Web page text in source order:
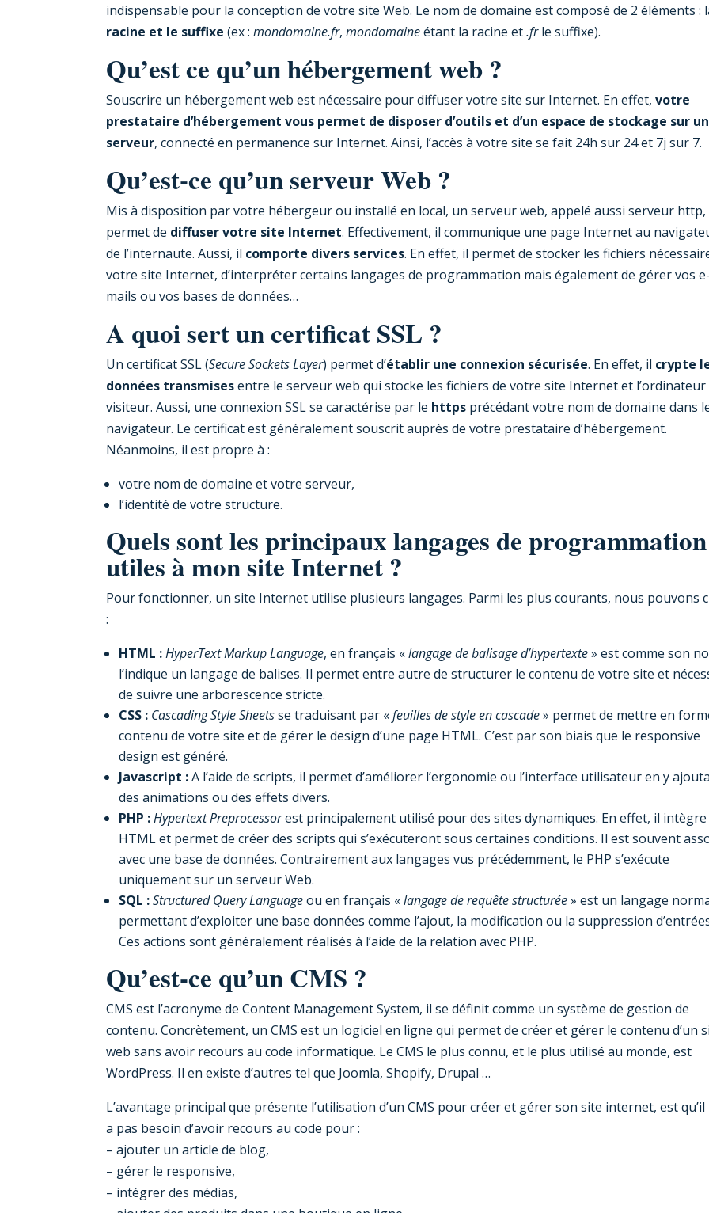
indispensable pour la conception de votre site Web. Le nom de domaine est composé de 2 éléments :
racine et le suffixe (ex : mondomaine.fr, mondomaineétant la racine et.frle suffixe).
Qu’est ce qu’un hébergement web ?
Souscrire un hébergement web est nécessaire pour diffuser votre site sur Internet. En effet, votre
prestataire d’hébergement vous permet de disposer d’outils et d’un espace de stockage sur un
serveur, connecté en permanence sur Internet. Ainsi, l’accès à votre site se fait 24h sur 24 et 7j sur 7.
Qu’est-ce qu’un serveur Web ?
Mis à disposition par votre hébergeur ou installé en local, un serveur web, appelé aussi serveur http,
permet de diffuser votre site Internet. Effectivement, il communique une page Internet au
de l’internaute. Aussi, il comporte divers services. En effet, il permet de stocker les fichiers
votre site Internet, d’interpréter certains langages de programmation mais également de gérer vos
mails ou vos bases de données…
A quoi sert un certificat SSL ?
Un certificat SSL (Secure Sockets Layer) permet d’établir une connexion sécurisée. En effet, il crypte
données transmisesentre le serveur web qui stocke les fichiers de votre site Internet et l’ordinateur
visiteur. Aussi, une connexion SSL se caractérise par le httpsprécédant votre nom de domaine dans
navigateur. Le certificat est généralement souscrit auprès de votre prestataire d’hébergement.
Néanmoins, il est propre à :
votre nom de domaine et votre serveur,
l’identité de votre structure.
Quels sont les principaux langages de programmation
utiles à mon site Internet ?
Pour fonctionner, un site Internet utilise plusieurs langages. Parmi les plus courants, nous pouvons
:
HTML : HyperText Markup Language, en français «langage de balisage d’hypertexte» est comme son
l’indique un langage de balises. Il permet entre autre de structurer le contenu de votre site et
de suivre une arborescence stricte.
CSS : Cascading Style Sheetsse traduisant par «feuilles de style en cascade» permet de mettre en
contenu de votre site et de gérer le design d’une page HTML. C’est par son biais que le responsive
design est généré.
Javascript :A l’aide de scripts, il permet d’améliorer l’ergonomie ou l’interface utilisateur en y
des animations ou des effets divers.
PHP : Hypertext Preprocessorest principalement utilisé pour des sites dynamiques. En effet, il intègre
HTML et permet de créer des scripts qui s’exécuteront sous certaines conditions. Il est souvent
avec une base de données. Contrairement aux langages vus précédemment, le PHP s’exécute
uniquement sur un serveur Web.
SQL : Structured Query Languageou en français «langage de requête structurée» est un langage
permettant d’exploiter une base données comme l’ajout, la modification ou la suppression
Ces actions sont généralement réalisés à l’aide de la relation avec PHP.
Qu’est-ce qu’un CMS ?
CMS est l’acronyme de Content Management System, il se définit comme un système de gestion de
contenu. Concrètement, un CMS est un logiciel en ligne qui permet de créer et gérer le contenu d’un
web sans avoir recours au code informatique. Le CMS le plus connu, et le plus utilisé au monde, est
WordPress. Il en existe d’autres tel que Joomla, Shopify, Drupal …
L’avantage principal que présente l’utilisation d’un CMS pour créer et gérer son site internet, est qu’il
a pas besoin d’avoir recours au code pour :
– ajouter un article de blog,
– gérer le responsive,
– intégrer des médias,